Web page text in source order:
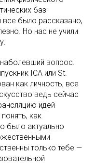
баз
было рассказано,
Но нас не учили
вопрос.
IСA или St.
как личность, все
ведь сейчас
идей
как
было актуально
только тебе —